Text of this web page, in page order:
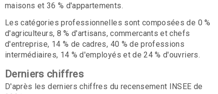
maisons et 36 % d'appartements.
Les catégories professionnelles sont composées de 0 %
d'agriculteurs, 8 % d'artisans, commercants et chefs
d'entreprise, 14 % de cadres, 40 % de professions
intermédiaires, 14 % d'employés et de 24 % d'ouvriers.
Derniers chiffres
D'après les derniers chiffres du recensement INSEE de